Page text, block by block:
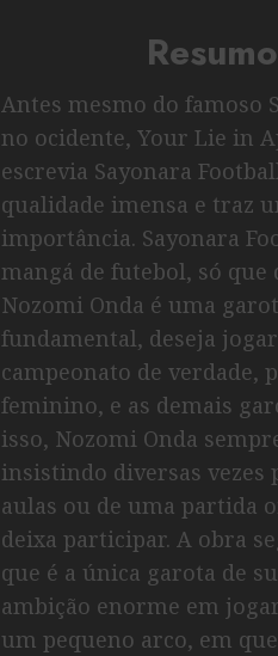
Antes mesmo do famoso
no ocidente, Your Lie in
escrevia Sayonara
qualidade imensa e traz
importância. Sayonara
mangá de futebol, só
Nozomi Onda é uma
fundamental, deseja
campeonato de verdade,
feminino, e as demais
isso, Nozomi Onda
insistindo diversas vezes
aulas ou de uma partida
deixa participar. A obra
que é a única garota de
ambição enorme em
um pequeno arco, em